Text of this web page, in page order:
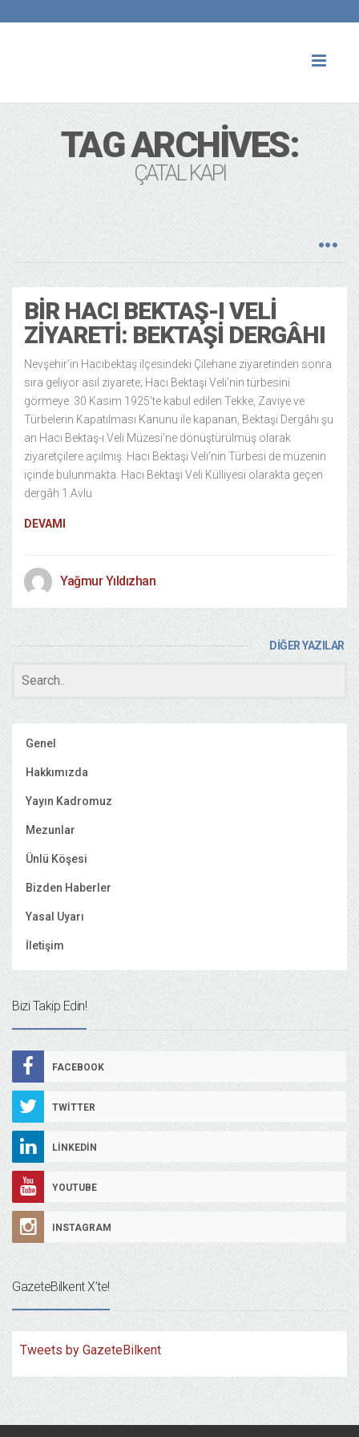
TAG ARCHIVES:
ÇATAL KAPI
BIR HACI BEKTAŞ-I VELI
ZIYARETI: BEKTAŞI DERGÂHI
Nevşehir’in Hacıbektaş ilçesindeki Çilehane ziyaretinden sonra
sıra geliyor asıl ziyarete; Hacı Bektaşi Veli’nin türbesini
görmeye. 30 Kasım 1925’te kabul edilen Tekke, Zaviye ve
Türbelerin Kapatılması Kanunu ile kapanan, Bektaşi Dergâhı şu
an Hacı Bektaş-ı Veli Müzesi‘ne dönüştürülmüş olarak
ziyaretçilere açılmış. Hacı Bektaşi Veli’nin Türbesi de müzenin
içinde bulunmakta. Hacı Bektaşi Veli Külliyesi olarakta geçen
dergâh 1.Avlu
DEVAMI
Yağmur Yıldızhan
DİĞER YAZILAR
Genel
Hakkımızda
Yayın Kadromuz
Mezunlar
Ünlü Köşesi
Bizden Haberler
Yasal Uyarı
İletişim
Bizi Takip Edin!
FACEBOOK
TWITTER
LINKEDIN
YOUTUBE
INSTAGRAM
GazeteBilkent X’te!
Tweets by GazeteBilkent